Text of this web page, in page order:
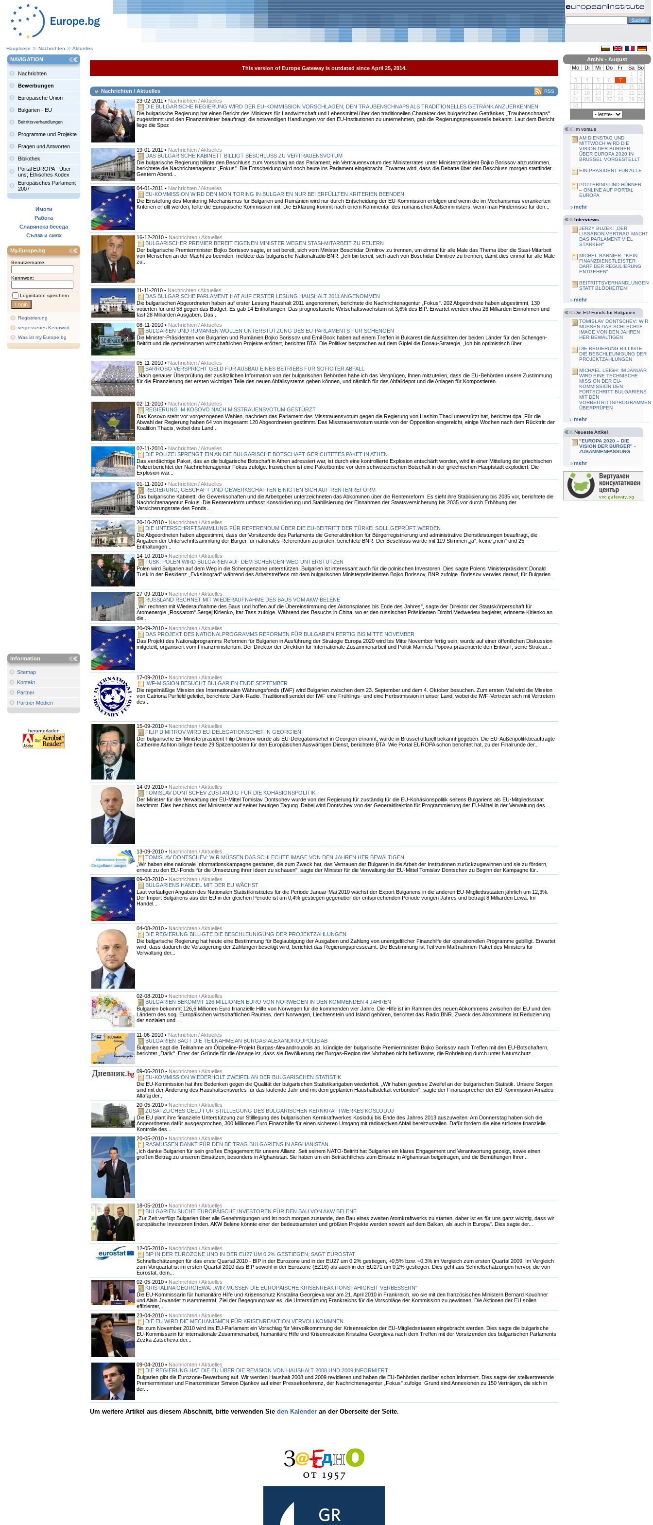
Hauptseite Nachrichten Aktuelles
NAVIGATION
Nachrichten
Bewerbungen
Europäische Union
Bulgarien - EU
Beitrittsverhandlungen
Programme und Projekte
Fragen und Antworten
Bibliothek
Portal EUROPA - Über
uns; Ethisches Kodex
Europäisches Parlament
2007
Имоти
Работа
Славянска беседа
Сълза и смях
My.Europe.bg
Benutzername:
Kennwort:
Logindaten speichern
Registrierung
vergessenes Kennwort
Was ist my.Europe.bg
Information
Sitemap
Kontakt
Partner
Partner Medien
herunterladen
This version of Europe Gateway is outdated since April 25, 2014.
Nachrichten / Aktuelles RSS
23-02-2011 • Nachrichten / Aktuelles
DIE BULGARISCHE REGIERUNG WIRD DER EU-KOMMISSION VORSCHLAGEN, DEN TRAUBENSCHNAPS ALS TRADITIONELLES GETRÄNK ANZUERKENNEN
Die bulgarische Regierung hat einen Bericht des Ministers für Landwirtschaft und Lebensmittel über den traditionellen Charakter des bulgarischen Getränkes „Traubenschnaps"
zugestimmt und den Finanzminister beauftragt, die notwendigen Handlungen vor den EU-Institutionen zu unternehmen, gab die Regierungspressestelle bekannt. Laut dem Bericht
liege die Spez
19-01-2011 • Nachrichten / Aktuelles
DAS BULGARISCHE KABINETT BILLIGT BESCHLUSS ZU VERTRAUENSVOTUM
Die bulgarische Regierung billigte den Beschluss zum Vorschlag an das Parlament, ein Vertrauensvotum des Ministerrates unter Ministerpräsident Bojko Borissov abzustimmen,
berichtete die Nachrichtenagentur „Fokus". Die Entscheidung wird noch heute ins Parlament eingebracht. Erwartet wird, dass die Debatte über den Beschluss morgen stattfindet.
Gestern Abend...
04-01-2011 • Nachrichten / Aktuelles
EU-KOMMISSION WIRD DEN MONITORING IN BULGARIEN NUR BEI ERFÜLLTEN KRITERIEN BEENDEN
Die Einstellung des Monitoring-Mechanismus für Bulgarien und Rumänien wird nur durch Entscheidung der EU-Kommission erfolgen und wenn die im Mechanismus verankerten
Kriterien erfüllt werden, teilte die Europäische Kommission mit. Die Erklärung kommt nach einem Kommentar des rumänischen Außenministers, wenn man Hindernisse für den...
16-12-2010 • Nachrichten / Aktuelles
BULGARISCHER PREMIER BEREIT EIGENEN MINISTER WEGEN STASI-MITARBEIT ZU FEUERN
Der bulgarische Premierminister Bojko Borissov sagte, er sei bereit, sich vom Minister Boschidar Dimitrov zu trennen, um einmal für alle Male das Thema über die Stasi-Mitarbeit
von Menschen an der Macht zu beenden, meldete das bulgarische Nationalradio BNR. „Ich bin bereit, sich auch von Boschidar Dimitrov zu trennen, damit dies einmal für alle Male
zu...
11-11-2010 • Nachrichten / Aktuelles
DAS BULGARISCHE PARLAMENT HAT AUF ERSTER LESUNG HAUSHALT 2011 ANGENOMMEN
Die bulgarischen Abgeordneten haben auf erster Lesung Haushalt 2011 angenommen, berichtete die Nachrichtenagentur „Fokus". 202 Abgeordnete haben abgestimmt, 130
votierten für und 58 gegen das Budget. Es gab 14 Enthaltungen. Das prognostizierte Wirtschaftswachstum ist 3,6% des BIP. Erwartet werden etwa 26 Milliarden Einnahmen und
fast 28 Milliarden Ausgaben. Das...
08-11-2010 • Nachrichten / Aktuelles
BULGARIEN UND RUMÄNIEN WOLLEN UNTERSTÜTZUNG DES EU-PARLAMENTS FÜR SCHENGEN
Die Minister-Präsidenten von Bulgarien und Rumänien Bojko Borissov und Emil Bock haben auf einem Treffen in Bukarest die Aussichten der beiden Länder für den Schengen-
Beitritt und die gemeinsamen wirtschaftlichen Projekte erörtert, berichtet BTA. Die Politiker besprachen auf dem Gipfel die Donau-Strategie. „Ich bin optimistisch über...
05-11-2010 • Nachrichten / Aktuelles
BARROSO VERSPRICHT GELD FÜR AUSBAU EINES BETRIEBS FÜR SOFIOTER ABFALL
„Nach genauer Überprüfung der zusätzlichen Information von der bulgarischen Behörden habe ich das Vergnügen, Ihnen mitzuteilen, dass die EU-Behörden unsere Zustimmung
für die Finanzierung der ersten wichtigen Teile des neuen Abfallsystems geben können, und nämlich für das Abfalldepot und die Anlagen für Kompostieren...
02-11-2010 • Nachrichten / Aktuelles
REGIERUNG IM KOSOVO NACH MISSTRAUENSVOTUM GESTÜRZT
Das Kosovo steht vor vorgezogenen Wahlen, nachdem das Parlament das Misstrauensvotum gegen die Regierung von Hashim Thaci unterstützt hat, berichtet dpa. Für die
Abwahl der Regierung haben 64 von insgesamt 120 Abgeordneten gestimmt. Das Misstrauensvotum wurde von der Opposition eingereicht, einige Wochen nach dem Rücktritt der
Koalition Thacis, wobei das Land...
02-11-2010 • Nachrichten / Aktuelles
DIE POLIZEI SPRENGT EIN AN DIE BULGARISCHE BOTSCHAFT GERICHTETES PAKET IN ATHEN
Das verdächtige Paket, das an die bulgarische Botschaft in Athen adressiert war, ist durch eine kontrollierte Explosion entschärft worden, wird in einer Mitteilung der griechischen
Polizei berichtet der Nachrichtenagentur Fokus zufolge. Inzwischen ist eine Paketbombe vor dem schweizerischen Botschaft in der griechischen Hauptstadt explodiert. Die
Explosion war...
01-11-2010 • Nachrichten / Aktuelles
REGIERUNG, GESCHÄFT UND GEWERKSCHAFTEN EINIGTEN SICH AUF RENTENREFORM
Das bulgarische Kabinett, die Gewerkschaften und die Arbeitgeber unterzeichneten das Abkommen über die Rentenreform. Es sieht ihre Stabilisierung bis 2035 vor, berichtete die
Nachrichtenagentur Fokus. Die Rentenreform umfasst Konsolidierung und Stabilisierung der Einnahmen der Staatsversicherung bis 2035 vor durch Erhöhung der
Versicherungsrate des Fonds...
20-10-2010 • Nachrichten / Aktuelles
DIE UNTERSCHRIFTSAMMLUNG FÜR REFERENDUM ÜBER DIE EU-BEITRITT DER TÜRKEI SOLL GEPRÜFT WERDEN
Die Abgeordneten haben abgestimmt, dass der Vorsitzende des Parlaments die Generaldirektion für Bürgerregistrierung und administrative Dienstleistungen beauftragt, die
Angaben der Unterschriftsammlung der Bürger für nationales Referendum zu prüfen, berichtete BNR. Der Beschluss wurde mit 119 Stimmen „ja", keine „nein" und 25
Enthaltungen...
14-10-2010 • Nachrichten / Aktuelles
TUSK: POLEN WIRD BULGARIEN AUF DEM SCHENGEN-WEG UNTERSTÜTZEN
Polen wird Bulgarien auf dem Weg in die Schengenzone unterstützen. Bulgarien ist interessant auch für die polnischen Investoren. Dies sagte Polens Ministerpräsident Donald
Tusk in der Residenz „Evksinograd" während des Arbeitstreffens mit dem bulgarischen Ministerpräsidenten Bojko Borissov, BNR zufolge. Borissov verwies darauf, für Bulgarien...
27-09-2010 • Nachrichten / Aktuelles
RUSSLAND RECHNET MIT WIEDERAUFNAHME DES BAUS VOM AKW-BELENE
„Wir rechnen mit Wiederaufnahme des Baus und hoffen auf die Übereinstimmung des Aktionsplanes bis Ende des Jahres", sagte der Direktor der Staatskörperschaft für
Atomenergie „Rossatom" Sergej Kirienko, Itar Tass zufolge. Während des Besuchs in China, wo er den russischen Präsidenten Dimitri Medwedew begleitet, erinnerte Kirienko an
die...
20-09-2010 • Nachrichten / Aktuelles
DAS PROJEKT DES NATIONALPROGRAMMS REFORMEN FÜR BULGARIEN FERTIG BIS MITTE NOVEMBER
Das Projekt des Nationalprogramms Reformen für Bulgarien in Ausführung der Strategie Europa 2020 wird bis Mitte November fertig sein, wurde auf einer öffentlichen Diskussion
mitgeteilt, organisiert vom Finanzministerium. Der Direktor der Direktion für Internationale Zusammenarbeit und Politik Marinela Popova präsentierte den Entwurf, seine Struktur...
17-09-2010 • Nachrichten / Aktuelles
IWF-MISSION BESUCHT BULGARIEN ENDE SEPTEMBER
Die regelmäßige Mission des Internationalen Währungsfonds (IWF) wird Bulgarien zwischen dem 23. September und dem 4. Oktober besuchen. Zum ersten Mal wird die Mission
von Catriona Purfield geleitet, berichtete Darik-Radio. Traditionell sendet der IWF eine Frühlings- und eine Herbstmission in unser Land, wobei die IWF-Vertreter sich mit Vertretern
des...
15-09-2010 • Nachrichten / Aktuelles
FILIP DIMITROV WIRD EU-DELEGATIONSCHEF IN GEORGIEN
Der bulgarische Ex-Ministerpräsident Filip Dimitrov wurde als EU-Delegationschef in Georgien ernannt, wurde in Brüssel offiziell bekannt gegeben. Die EU-Außenpolitikbeauftragte
Catherine Ashton billigte heute 29 Spitzenposten für den Europäischen Auswärtigen Dienst, berichtete BTA. Wie Portal EUROPA schon berichtet hat, zu der Finalrunde der...
14-09-2010 • Nachrichten / Aktuelles
TOMISLAV DONTSCHEV ZUSTÄNDIG FÜR DIE KOHÄSIONSPOLITIK
Der Minister für die Verwaltung der EU-Mittel Tomislav Dontschev wurde von der Regierung für zuständig für die EU-Kohäsionspolitik seitens Bulgariens als EU-Mitgliedsstaat
bestimmt. Dies beschloss der Ministerrat auf seiner heutigen Tagung. Dabei wird Dontschev von der Generaldirektion für Programmierung der EU-Mittel in der Verwaltung des...
13-09-2010 • Nachrichten / Aktuelles
TOMISLAV DONTSCHEV: WIR MÜSSEN DAS SCHLECHTE IMAGE VON DEN JAHREN HER BEWÄLTIGEN
„Wir haben eine nationale Informationskampagne gestartet, die zum Zweck hat, das Vertrauen der Bulgaren in die Arbeit der Institutionen zurückzugewinnen und sie zu fördern,
erneut zu den EU-Fonds für die Umsetzung ihrer Ideen zu schauen", sagte der Minister für die Verwaltung der EU-Mittel Tomislav Dontschev zu Beginn der Kampagne für...
09-08-2010 • Nachrichten / Aktuelles
BULGARIENS HANDEL MIT DER EU WÄCHST
Laut vorläufigen Angaben des Nationalen Statistikinstitutes für die Periode Januar-Mai 2010 wächst der Export Bulgariens in die anderen EU-Mitgliedsstaaten jährlich um 12,3%.
Der Import Bulgariens aus der EU in der gleichen Periode ist um 0,4% gestiegen gegenüber der entsprechenden Periode vorigen Jahres und beträgt 8 Milliarden Lewa. Im
Handel...
04-08-2010 • Nachrichten / Aktuelles
DIE REGIERUNG BILLIGTE DIE BESCHLEUNIGUNG DER PROJEKTZAHLUNGEN
Die bulgarische Regierung hat heute eine Bestimmung für Beglaubigung der Ausgaben und Zahlung von unentgeltlicher Finanzhilfe der operationellen Programme gebilligt. Erwartet
wird, dass dadurch die Verzögerung der Zahlungen beseitigt wird, berichtet das Regierungspresseamt. Die Bestimmung ist Teil vom Maßnahmen-Paket des Ministers für
Verwaltung der...
02-08-2010 • Nachrichten / Aktuelles
BULGARIEN BEKOMMT 126 MILLIONEN EURO VON NORWEGEN IN DEN KOMMENDEN 4 JAHREN
Bulgarien bekommt 126,6 Millionen Euro finanzielle Hilfe von Norwegen für die kommenden vier Jahre. Die Hilfe ist im Rahmen des neuen Abkommens zwischen der EU und den
Ländern des sog. Europäischen wirtschaftlichen Raumes, dem Norwegen, Liechtenstein und Island gehören, berichtet das Radio BNR. Zweck des Abkommens ist Reduzierung
der sozialen und...
11-06-2010 • Nachrichten / Aktuelles
BULGARIEN SAGT DIE TEILNAHME AN BURGAS-ALEXANDROUPOLIS AB
Bulgarien sagt die Teilnahme am Ölpipeline-Projekt Burgas-Alexandroupolis ab, kündigte der bulgarische Premierminister Bojko Borissov nach Treffen mit den EU-Botschaftern,
berichtet „Darik". Einer der Gründe für die Absage ist, dass sie Bevölkerung der Burgas-Region das Vorhaben nicht befürworte, die Rohrleitung durch unter Naturschutz...
09-06-2010 • Nachrichten / Aktuelles
EU-KOMMISSION WIEDERHOLT ZWEIFEL AN DER BULGARISCHEN STATISTIK
Die EU-Kommission hat ihre Bedenken gegen die Qualität der bulgarischen Statistikangaben wiederholt. „Wir haben gewisse Zweifel an der bulgarischen Statistik. Unsere Sorgen
sind mit der Änderung des Haushaltsentwurfes für das laufende Jahr und mit dem geplanten Haushaltsdefizit verbunden", sagte der Finanzsprecher der EU-Kommission Amadeu
Altafaj der...
20-05-2010 • Nachrichten / Aktuelles
ZUSÄTZLICHES GELD FÜR STILLLEGUNG DES BULGARISCHEN KERNKRAFTWERKES KOSLODUJ
Die EU plant ihre finanzielle Unterstützung zur Stilllegung des bulgarischen Kernkraftwerkes Kosloduj bis Ende des Jahres 2013 auszuweiten. Am Donnerstag haben sich die
Angeordneten dafür ausgesprochen, 300 Millionen Euro Finanzhilfe für einen sicheren Umgang mit radioaktiven Abfall bereitzustellen. Dafür fordern die eine striktere finanzielle
Kontrolle des...
20-05-2010 • Nachrichten / Aktuelles
RASMUSSEN DANKT FÜR DEN BEITRAG BULGARIENS IN AFGHANISTAN
„Ich danke Bulgarien für sein großes Engagement für unsere Allianz. Seit seinem NATO-Beitritt hat Bulgarien ein klares Engagement und Verantwortung gezeigt, sowie einen
großen Beitrag zu unseren Einsätzen, besonders in Afghanistan. Sie haben um ein Beträchtliches zum Einsatz in Afghanistan beigetragen, und die Bemühungen Ihrer...
18-05-2010 • Nachrichten / Aktuelles
BULGARIEN SUCHT EUROPÄISCHE INVESTOREN FÜR DEN BAU VON AKW BELENE
„Zur Zeit verfügt Bulgarien über alle Genehmigungen und ist noch morgen zustande, den Bau eines zweiten Atomkraftwerks zu starten, daher ist es für uns ganz wichtig, dass wir
europäische Investoren finden. AKW Belene könnte einer der bedeutsamsten und größten Projekte werden sowohl auf dem Balkan, als auch in Europa". Dies sagte der...
12-05-2010 • Nachrichten / Aktuelles
BIP IN DER EUROZONE UND IN DER EU27 UM 0,2% GESTIEGEN, SAGT EUROSTAT
Schnellschätzungen für das erste Quartal 2010 - BIP in der Eurozone und in der EU27 um 0,2% gestiegen, +0,5% bzw. +0,3% im Vergleich zum ersten Quartal 2009. Im Vergleich
zum Vorquartal ist im ersten Quartal 2010 das BIP sowohl in der Eurozone (EZ16) als auch in der EU271 um 0,2% gestiegen. Dies geht aus Schnellschätzungen hervor, die von
Eurostat, dem...
02-05-2010 • Nachrichten / Aktuelles
KRISTALINA GEORGIEWA: „WIR MÜSSEN DIE EUROPÄISCHE KRISENREAKTIONSFÄHIGKEIT VERBESSERN“
Die EU-Kommissarin für humanitäre Hilfe und Krisenschutz Kristalina Georgieva war am 21. April 2010 in Frankreich, wo sie mit den französischen Ministern Bernard Kouchner
und Alain Joyandet zusammentraf. Ziel der Begegnung war es, die Unterstützung Frankreichs für die Vorschläge der Kommission zu gewinnen: Die Aktionen der EU sollen
effizienter,...
23-04-2010 • Nachrichten / Aktuelles
DIE EU WIRD DIE MECHANISMEN FÜR KRISENREAKTION VERVOLLKOMMNEN
Bis zum November 2010 wird ins EU-Parlament ein Vorschlag für Vervollkommnung der Krisenreaktion der EU-Mitgliedsstaaten eingebracht werden. Dies sagte die bulgarische
EU-Kommissarin für internationale Zusammenarbeit, humanitäre Hilfe und Krisenreaktion Kristalina Georgieva nach dem Treffen mit der Vorsitzenden des bulgarischen Parlaments
Zezka Zatscheva der...
09-04-2010 • Nachrichten / Aktuelles
DIE REGIERUNG HAT DIE EU ÜBER DIE REVISION VON HAUSHALT 2008 UND 2009 INFORMIERT
Bulgarien gibt die Eurozone-Bewerbung auf. Wir werden Haushalt 2008 und 2009 revidieren und haben die EU-Behörden darüber schon informiert. Dies sagte der stellvertretende
Premierminister und Finanzminister Simeon Djankov auf einer Pressekonferenz, der Nachrichtenagentur „Fokus" zufolge. Grund sind Annexionen zu 150 Verträgen, die sich in
der...
Um weitere Artikel aus diesem Abschnitt, bitte verwenden Sie den Kalender an der Oberseite der Seite.
Archiv - August
Mo
Di Mi Do Fr Sa So
1
2
3
4 5 6 7 8
9
10
11 12 13 14 15
16
17
18 19 20 21 22
23
24
25 26 27 28 29
30
31
Im voraus
AM DIENSTAG UND
MITTWOCH WIRD DIE
VISION DER BÜRGER
ÜBER EUROPA 2020 IN
BRÜSSEL VORGESTELLT
EIN PRÄSIDENT FÜR ALLE
PÖTTERING UND HÜBNER
– ONLINE AUF PORTAL
EUROPA
mehr
Interviews
JERZY BUZEK: „DER
LISSABON-VERTRAG MACHT
DAS PARLAMENT VIEL
STÄRKER“
MICHEL BARNIER: "KEIN
FINANZDIENSTLEISTER
DARF DER REGULIERUNG
ENTGEHEN"
BEITRITTSVERHANDLUNGEN
STATT BLÖDHEITEN"
mehr
Die EU-Fonds für Bulgarien
TOMISLAV DONTSCHEV: WIR
MÜSSEN DAS SCHLECHTE
IMAGE VON DEN JAHREN
HER BEWÄLTIGEN
DIE REGIERUNG BILLIGTE
DIE BESCHLEUNIGUNG DER
PROJEKTZAHLUNGEN
MICHAEL LEIGH: IM JANUAR
WIRD EINE TECHNISCHE
MISSION DER EU-
KOMMISSION DEN
FORTSCHRITT BULGARIENS
MIT DEN
VORBEITRITTSPROGRAMMEN
ÜBERPRÜFEN
mehr
Neueste Artikel
"EUROPA 2020 – DIE
VISION DER BÜRGER" -
ZUSAMMENFASSUNG
mehr